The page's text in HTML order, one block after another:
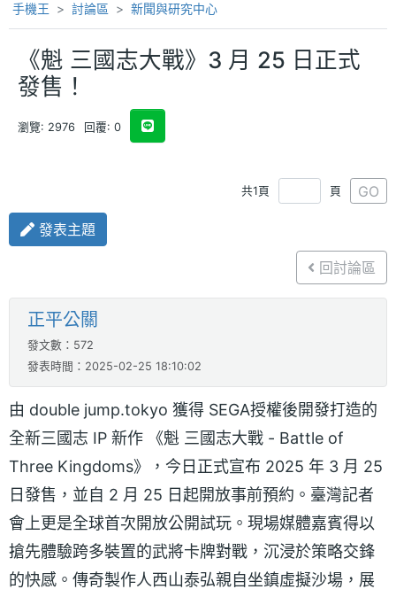
手機王 討論區 新聞與研究中心
《魁 三國志大戰》3 月 25 日正式
發售！
瀏覽: 2976 回覆: 0
共1頁 頁 GO
發表主題
回討論區
正平公關
發文數：572
發表時間：2025-02-25 18:10:02
由 double jump.tokyo 獲得 SEGA授權後開發打造的
全新三國志 IP 新作 《魁 三國志大戰 - Battle of
Three Kingdoms》，今日正式宣布 2025 年 3 月 25
日發售，並自 2 月 25 日起開放事前預約。臺灣記者
會上更是全球首次開放公開試玩。現場媒體嘉賓得以
搶先體驗跨多裝置的武將卡牌對戰，沉浸於策略交鋒
的快感。傳奇製作人西山泰弘親自坐鎮虛擬沙場，展